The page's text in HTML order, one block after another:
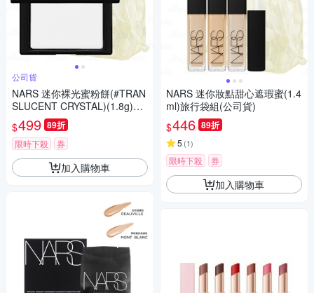
公司貨
NARS 迷你裸光蜜粉餅(#TRAN
SLUCENT CRYSTAL)(1.8g)旅
行袋組(公司貨)
$499 89折
限時下殺 券
加入購物車
NARS 迷你妝點甜心遮瑕蜜(1.4
ml)旅行袋組(公司貨)
$446 89折
5 (1)
限時下殺 券
加入購物車